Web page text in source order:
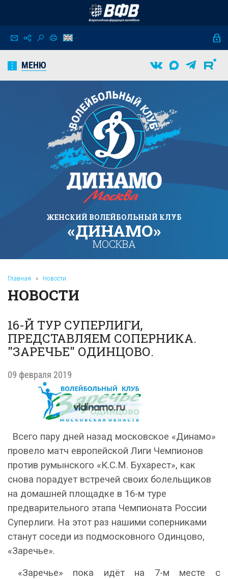
МЕНЮ
ЖЕНСКИЙ ВОЛЕЙБОЛЬНЫЙ КЛУБ
«ДИНАМО»
МОСКВА
Главная » Новости
НОВОСТИ
16-Й ТУР СУПЕРЛИГИ,
ПРЕДСТАВЛЯЕМ СОПЕРНИКА.
"ЗАРЕЧЬЕ" ОДИНЦОВО.
09 февраля 2019
Всего пару дней назад московское «Динамо»
провело матч европейской Лиги Чемпионов
против румынского «К.С.М. Бухарест», как
снова порадует встречей своих болельщиков
на домашней площадке в 16-м туре
предварительного этапа Чемпионата России
Суперлиги. На этот раз нашими соперниками
станут соседи из подмосковного Одинцово,
«Заречье».
«Заречье» пока идёт на 7-м месте с